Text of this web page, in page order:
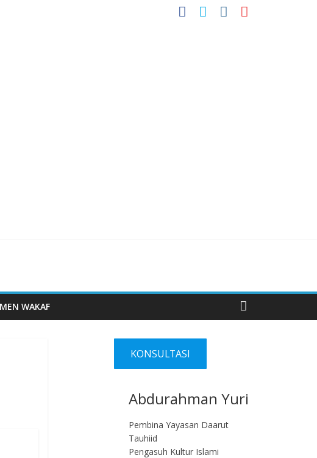
WAKAF
KONSULTASI
Abdurahman Yuri
Pembina Yayasan Daarut
Tauhiid
Pengasuh Kultur Islami